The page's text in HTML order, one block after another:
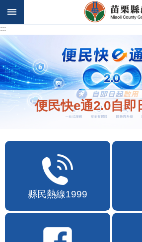
跳到主要內容區塊
:::
:::
便民快e通2.0自即
縣民熱線1999